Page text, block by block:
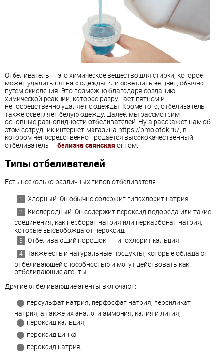
Отбеливатель — это химическое вещество для стирки, которое
может удалить пятна с одежды или осветлить ее цвет, обычно
путем окисления. Это возможно благодаря созданию
химической реакции, которое разрушает пятном и
непосредственно удаляет с одежды. Кроме того, отбеливатель
также осветляет белую одежду. Далее, мы рассмотрим
основные разновидности отбеливателей. Ну а расскажет нам об
этом сотрудник интернет-магазина https://bmolotok.ru/, в
котором непосредственно продается высококачественный
отбеливатель — белизна саянская оптом.
Типы отбеливателей
Есть несколько различных типов отбеливателя:
Хлорный. Он обычно содержит гипохлорит натрия.
Кислородный. Он содержит пероксид водорода или такие
соединения, как перборат натрия или перкарбонат натрия,
которые высвобождают пероксид.
Отбеливающий порошок — гипохлорит кальция.
Также есть и натуральные продукты, которые обладают
отбеливающей способностью и могут действовать как
отбеливающие агенты.
Другие отбеливающие агенты включают:
персульфат натрия, перфосфат натрия, персиликат
натрия, а также их аналоги аммония, калия и лития;
пероксид кальция;
пероксид цинка;
пероксид натрия;